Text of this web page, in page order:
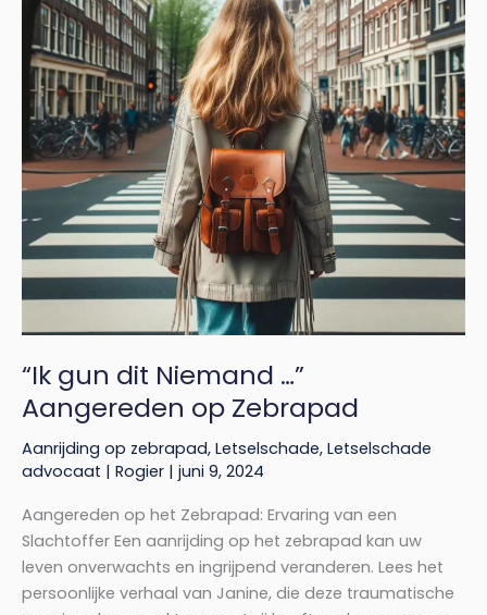
“Ik gun dit Niemand …”
Aangereden op Zebrapad
Aanrijding op zebrapad, Letselschade, Letselschade
advocaat | Rogier | juni 9, 2024
Aangereden op het Zebrapad: Ervaring van een
Slachtoffer Een aanrijding op het zebrapad kan uw
leven onverwachts en ingrijpend veranderen. Lees het
persoonlijke verhaal van Janine, die deze traumatische
…”
Aangereden
op
Zebrapad